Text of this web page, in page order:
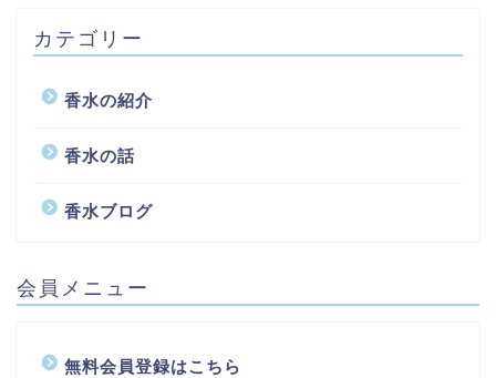
カテゴリー
香水の紹介
香水の話
香水ブログ
会員メニュー
無料会員登録はこちら